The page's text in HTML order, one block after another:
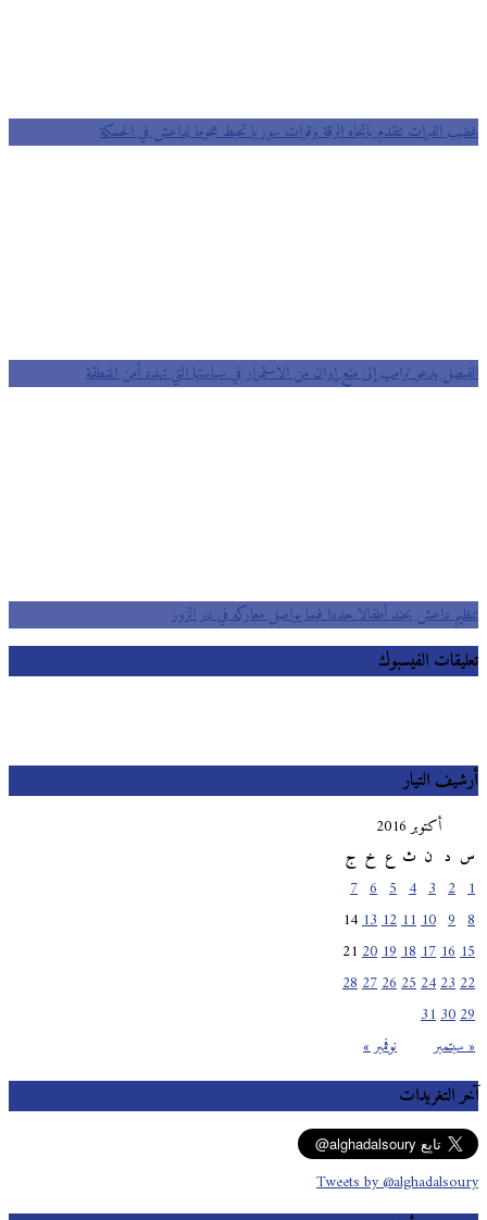
غضب الفرات تتقدم باتجاه الرقة وقوات سوريا تحبط هجوما لداعش في الحسكة
الفيصل يدعو ترامب إلى منع إيران من الاستمرار في سياستها التي تهدد أمن المنطقة
تنظيم داعش يجند أطفالا جددا فيما يواصل معاركه في دير الزور
تعليقات الفيسبوك
أرشيف التيار
أكتوبر 2016
س
ث خ ج
« سبتمبر نوفمبر »
10
11
12
13
14
15
16
17
18
19
20
21
22
23
24
25
26
27
28
29
30
31
آخر التغريدات
Tweets by @alghadalsoury